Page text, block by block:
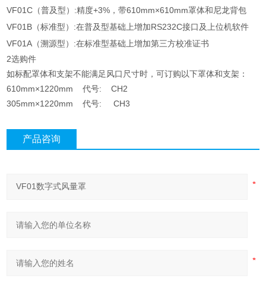
VF01C（普及型）:精度+3%，带610mm×610mm罩体和尼龙背包
VF01B（标准型）:在普及型基础上增加RS232C接口及上位机软件
VF01A（溯源型）:在标准型基础上增加第三方校准证书
2选购件
如标配罩体和支架不能满足风口尺寸时，可订购以下罩体和支架：
610mm×1220mm 代号:
CH2
305mm×1220mm 代号: CH3
产品咨询